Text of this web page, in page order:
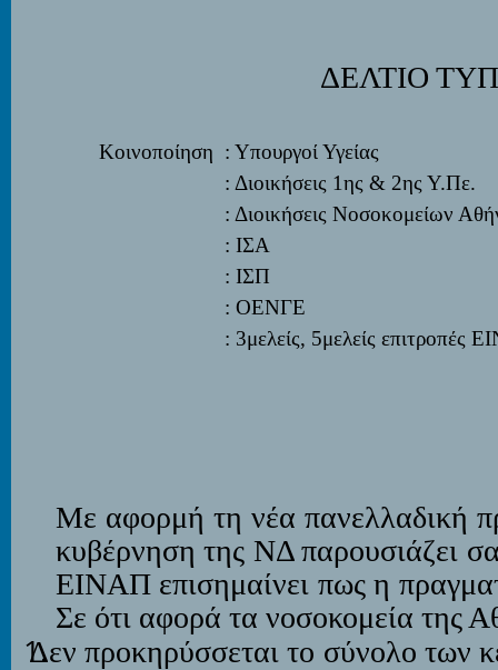
ΔΕΛΤΙΟ
Κοινοποίηση : Υπουργοί Υγείας
: Διοικήσεις 1ης & 2ης Υ.Πε.
: Διοικήσεις Νοσοκομείων
: ΙΣΑ
: ΙΣΠ
: ΟΕΝΓE
: 3μελείς, 5μελείς επιτροπές
Με αφορμή τη νέα πανελλαδική
κυβέρνηση της ΝΔ παρουσιάζει
ΕΙΝΑΠ επισημαίνει πως η
Σε ότι αφορά τα νοσοκομεία της
Δεν προκηρύσσεται το σύνολο των